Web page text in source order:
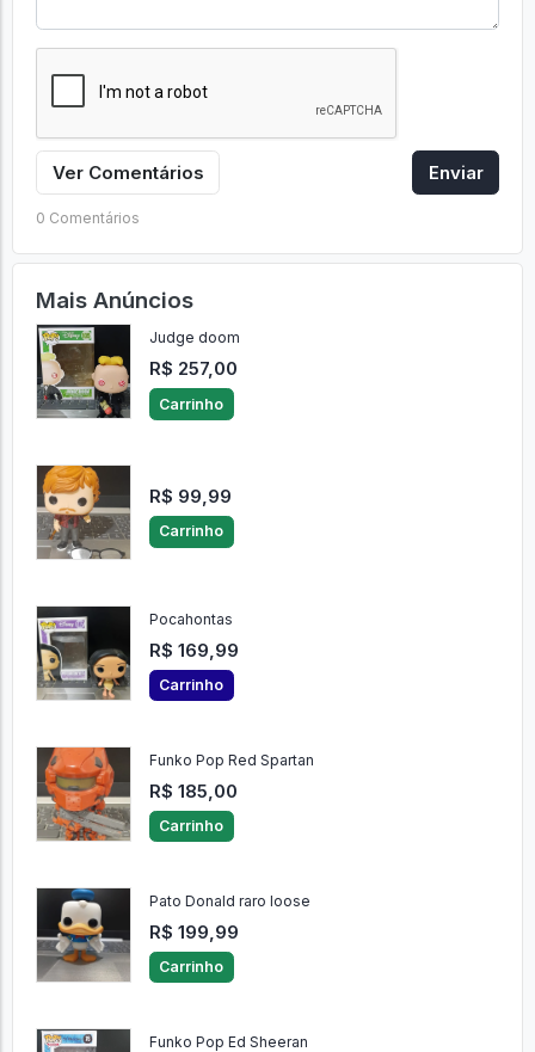
Ver Comentários Enviar
0 Comentários
Mais Anúncios
Judge doom
R$ 257,00
Carrinho
R$ 99,99
Carrinho
Pocahontas
R$ 169,99
Carrinho
Funko Pop Red Spartan
R$ 185,00
Carrinho
Pato Donald raro loose
R$ 199,99
Carrinho
Funko Pop Ed Sheeran